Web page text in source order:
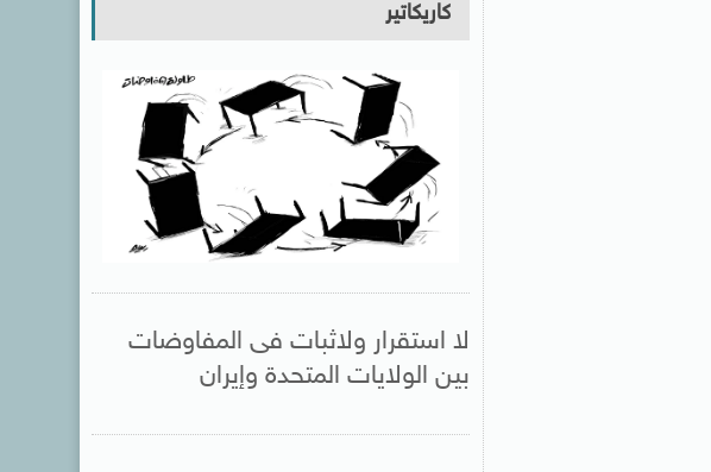
كاريكاتير
لا استقرار ولاثبات فى المفاوضات
بين الولايات المتحدة وإيران